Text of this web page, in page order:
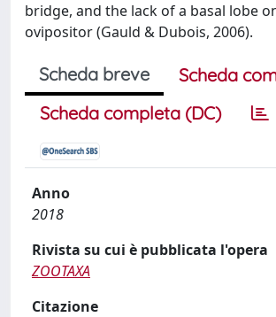
bridge, and the lack of a basal lobe
ovipositor (Gauld & Dubois, 2006).
Scheda breve
Scheda
Scheda completa (DC)
Anno
2018
Rivista su cui è pubblicata l'opera
ZOOTAXA
Citazione